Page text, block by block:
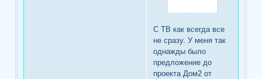
С ТВ как всегда все
не сразу. У меня так
однажды было
предложение до
проекта Дом2 от